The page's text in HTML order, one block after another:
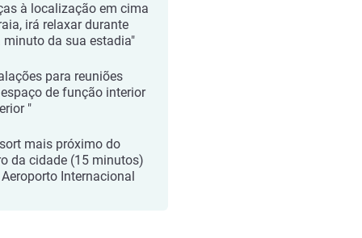
à localização em cima
irá relaxar durante
minuto da sua estadia"
para reuniões
de função interior
"
mais próximo do
da cidade (15 minutos)
Internacional